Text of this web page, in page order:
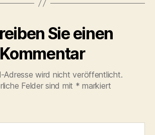
Sie einen
Kommentar
Adresse wird nicht veröffentlicht.
Felder sind mit * markiert